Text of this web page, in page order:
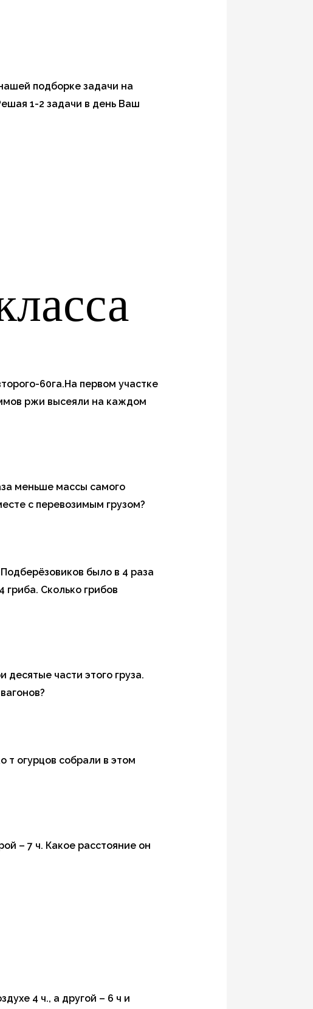
подборке задачи на
1-2 задачи в день Ваш
60га.На первом участке
ржи высеяли на каждом
меньше массы самого
с перевозимым грузом?
было в 4 раза
Сколько грибов
части этого груза.
т огурцов собрали в этом
– 7 ч. Какое расстояние он
4 ч., а другой – 6 ч и